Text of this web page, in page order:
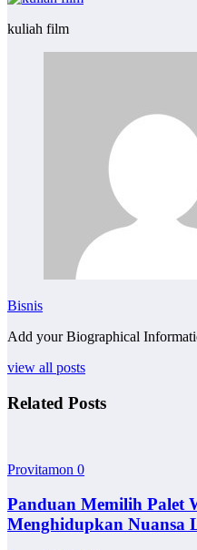
kuliah film
Bisnis
Add your Biographical
view all posts
Related Posts
Provitamon 0
Panduan Memilih Palet
Menghidupkan Nuansa